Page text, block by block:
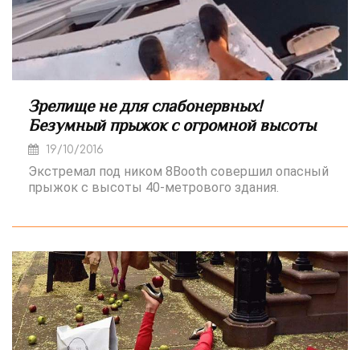
Зрелище не для слабонервных!
Безумный прыжок с огромной высоты
19/10/2016
Экстремал под ником 8Booth совершил опасный
прыжок с высоты 40-метрового здания.